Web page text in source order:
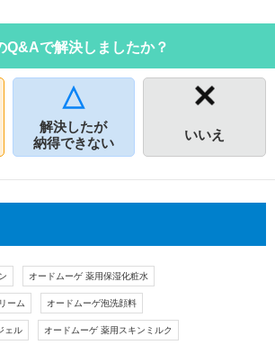
Q&Aで解決しましたか？
解決したが
納得できない
いいえ
オードムーゲ 薬用保湿化粧水
ーム オードムーゲ泡洗顔料
ェル オードムーゲ 薬用スキンミルク